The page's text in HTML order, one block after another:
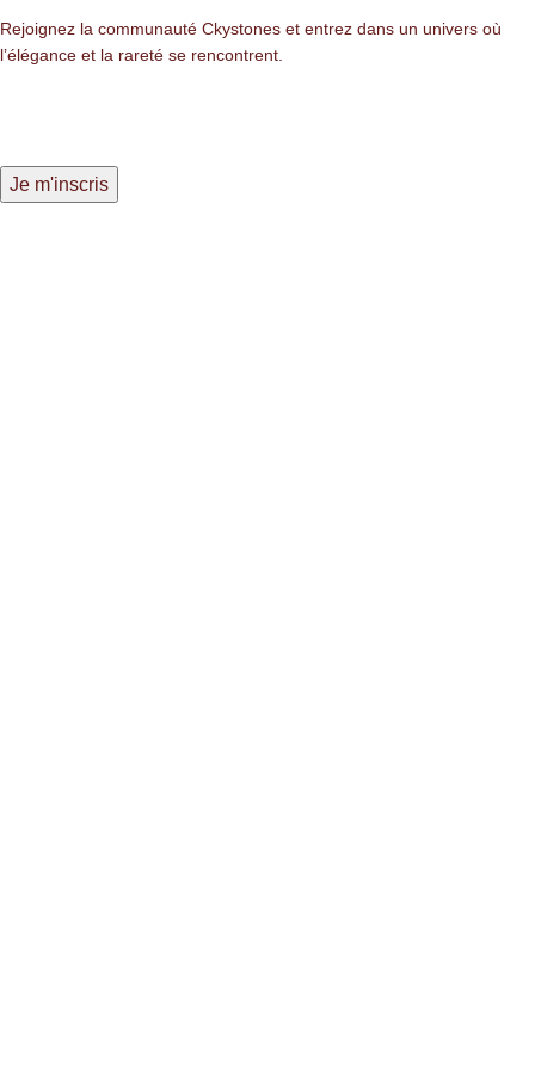
Rejoignez la communauté Ckystones et entrez dans un univers où
l’élégance et la rareté se rencontrent.